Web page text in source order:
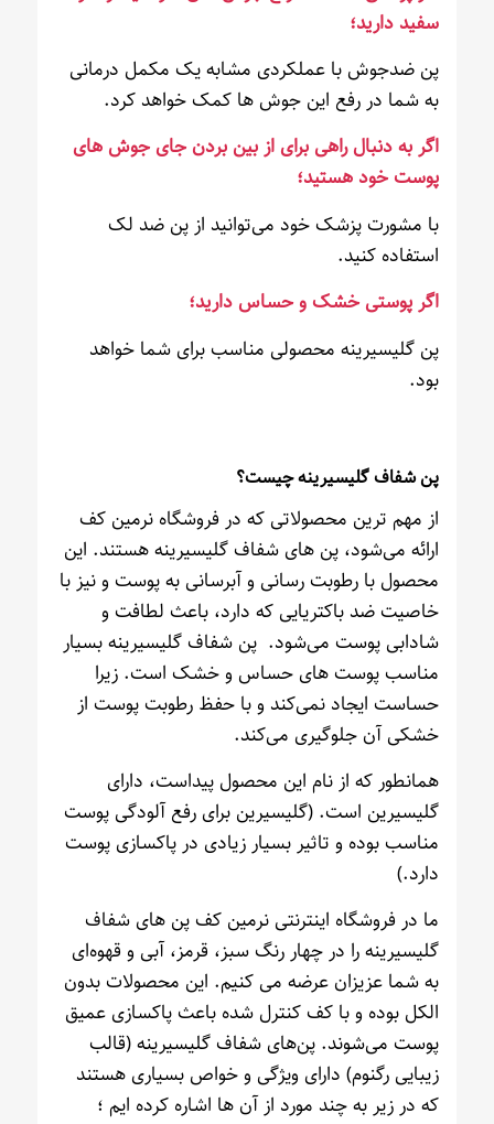
سفید دارید؛
پن ضدجوش با عملکردی مشابه یک مکمل درمانی
به شما در رفع این جوش ها کمک خواهد کرد.
اگر به دنبال راهی برای از بین بردن جای جوش های
پوست خود هستید؛
با مشورت پزشک خود می‌توانید از پن ضد لک
استفاده کنید.
اگر پوستی خشک و حساس دارید؛
پن گلیسیرینه محصولی مناسب برای شما خواهد
بود.
پن شفاف گلیسیرینه چیست؟
از مهم ترین محصولاتی که در فروشگاه نرمین کف
ارائه می‌شود، پن های شفاف گلیسیرینه هستند. این
محصول با رطوبت رسانی و آبرسانی به پوست و نیز با
خاصیت ضد باکتریایی که دارد، باعث لطافت و
شادابی پوست می‌شود. پن شفاف گلیسیرینه بسیار
مناسب پوست های حساس و خشک است. زیرا
حساست ایجاد نمی‌کند و با حفظ رطوبت پوست از
خشکی آن جلوگیری می‌کند.
همانطور که از نام این محصول پیداست، دارای
گلیسیرین است. (گلیسیرین برای رفع آلودگی پوست
مناسب بوده و تاثیر بسیار زیادی در پاکسازی پوست
دارد.)
ما در فروشگاه اینترنتی نرمین کف پن های شفاف
گلیسیرینه را در چهار رنگ سبز، قرمز، آبی و قهوه‌ای
به شما عزیزان عرضه می کنیم. این محصولات بدون
الکل بوده و با کف کنترل شده باعث پاکسازی عمیق
پوست می‌شوند. پن‌های شفاف گلیسیرینه (قالب
زیبایی رگنوم) دارای ویژگی و خواص بسیاری هستند
که در زیر به چند مورد از آن ها اشاره کرده ایم ؛